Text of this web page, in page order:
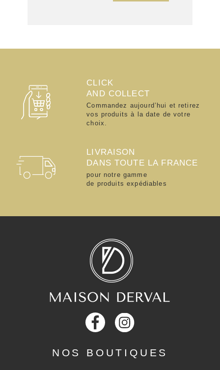
CLICK
AND COLLECT
Commandez aujourd’hui et retirez
vos produits à la date de votre
choix.
LIVRAISON
DANS TOUTE LA FRANCE
pour notre gamme
de produits expédiables
NOS BOUTIQUES